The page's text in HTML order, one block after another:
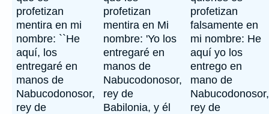
profetizan
mentira en mi
nombre: ``He
aquí, los
entregaré en
manos de
Nabucodonosor,
rey de
profetizan
mentira en Mi
nombre: 'Yo los
entregaré en
manos de
Nabucodonosor,
rey de
Babilonia, y él
profetizan
falsamente en
mi nombre: He
aquí yo los
entrego en
mano de
Nabucodonosor,
rey de